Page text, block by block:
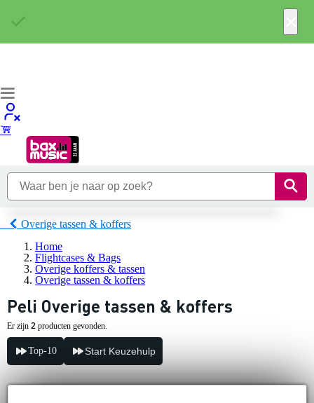
Overige tassen & koffers
Home
Flightcases & Bags
Overige koffers & tassen
Overige tassen & koffers
Peli Overige tassen & koffers
Er zijn 2 producten gevonden.
Top-10 Start Keuzehulp